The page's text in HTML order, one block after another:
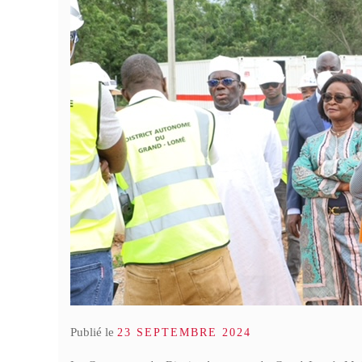
Publié le 23 SEPTEMBRE 2024